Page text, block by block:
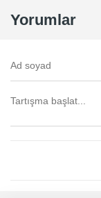
Yorumlar